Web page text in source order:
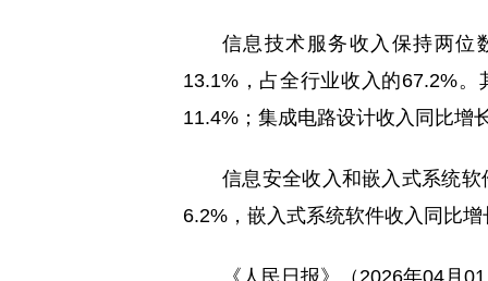
信息技术服务收入保持两位
13.1%，占全行业收入的67.2%
11.4%；集成电路设计收入同比增
信息安全收入和嵌入式系统
6.2%，嵌入式系统软件收入同比
《人民日报》（2026年04月